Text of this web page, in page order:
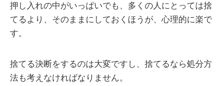
押し入れの中がいっぱいでも、多くの人にとっては捨
てるより、そのままにしておくほうが、心理的に楽で
す。
捨てる決断をするのは大変ですし、捨てるなら処分方
法も考えなければなりません。